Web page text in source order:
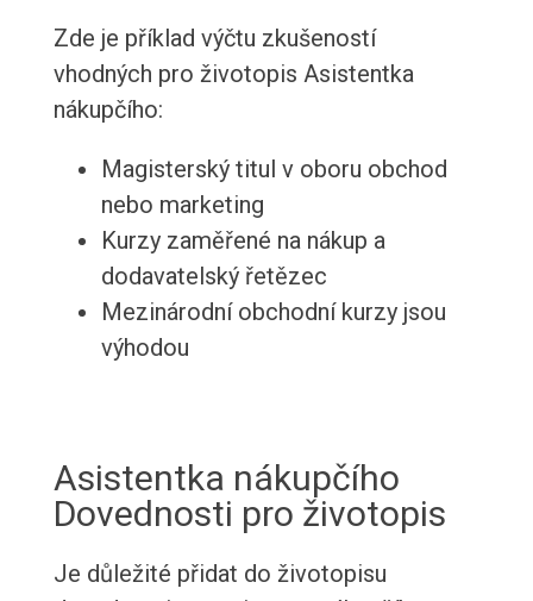
Zde je příklad výčtu zkušeností
vhodných pro životopis Asistentka
nákupčího:
Magisterský titul v oboru obchod
nebo marketing
Kurzy zaměřené na nákup a
dodavatelský řetězec
Mezinárodní obchodní kurzy jsou
výhodou
Asistentka nákupčího
Dovednosti pro životopis
Je důležité přidat do životopisu